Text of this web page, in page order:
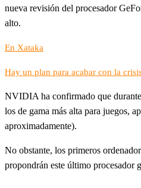
nueva revisión del procesador
alto.
En Xataka
Hay un plan para acabar con la
NVIDIA ha confirmado que
los de gama más alta para juegos,
aproximadamente).
No obstante, los primeros
propondrán este último procesador